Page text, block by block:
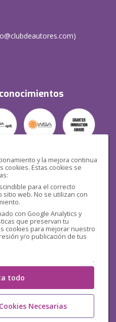
y la mejora continua
cookies. Estas cookies se
para el correcto
web. No se utilizan con
con Google Analytics y
que preservan tu
cookies para mejorar nuestro
y/o publicación de tus
.
todo
Necesarias
)